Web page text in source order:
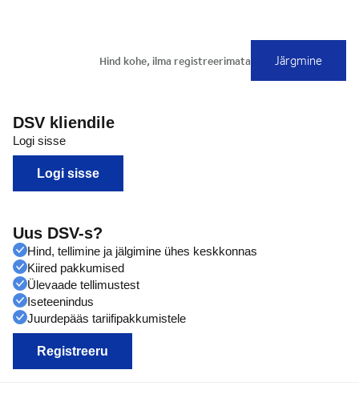
DSV kliendile
Logi sisse
Logi sisse
Uus DSV-s?
Hind, tellimine ja jälgimine ühes keskkonnas
Kiired pakkumised
Ülevaade tellimustest
Iseteenindus
Juurdepääs tariifipakkumistele
Registreeru